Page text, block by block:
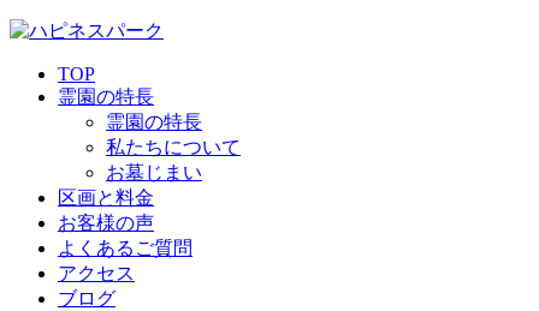
TOP
霊園の特長
霊園の特長
私たちについて
お墓じまい
区画と料金
お客様の声
よくあるご質問
アクセス
ブログ